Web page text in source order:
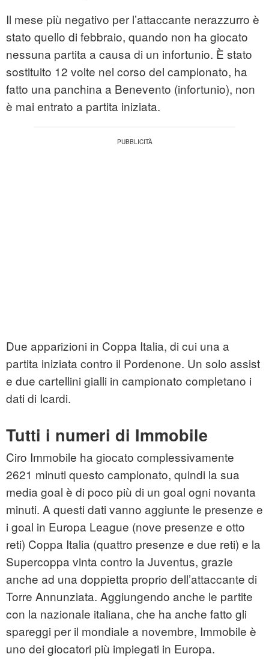
Il mese più negativo per l’attaccante nerazzurro è
stato quello di febbraio, quando non ha giocato
nessuna partita a causa di un infortunio. È stato
sostituito 12 volte nel corso del campionato, ha
fatto una panchina a Benevento (infortunio), non
è mai entrato a partita iniziata.
Due apparizioni in Coppa Italia, di cui una a
partita iniziata contro il Pordenone. Un solo assist
e due cartellini gialli in campionato completano i
dati di Icardi.
Tutti i numeri di Immobile
Ciro Immobile ha giocato complessivamente
2621 minuti questo campionato, quindi la sua
media goal è di poco più di un goal ogni novanta
minuti. A questi dati vanno aggiunte le presenze e
i goal in Europa League (nove presenze e otto
reti) Coppa Italia (quattro presenze e due reti) e la
Supercoppa vinta contro la Juventus, grazie
anche ad una doppietta proprio dell’attaccante di
Torre Annunziata. Aggiungendo anche le partite
con la nazionale italiana, che ha anche fatto gli
spareggi per il mondiale a novembre, Immobile è
uno dei giocatori più impiegati in Europa.